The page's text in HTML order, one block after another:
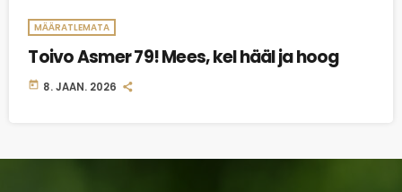
MÄÄRATLEMATA
Toivo Asmer 79! Mees, kel hääl ja hoog
today 8. JAAN. 2026